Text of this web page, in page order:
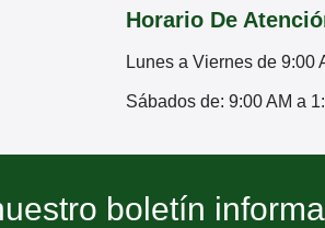
Horario De
Lunes a Viernes de 9:00
Sábados de: 9:00 AM a
boletín